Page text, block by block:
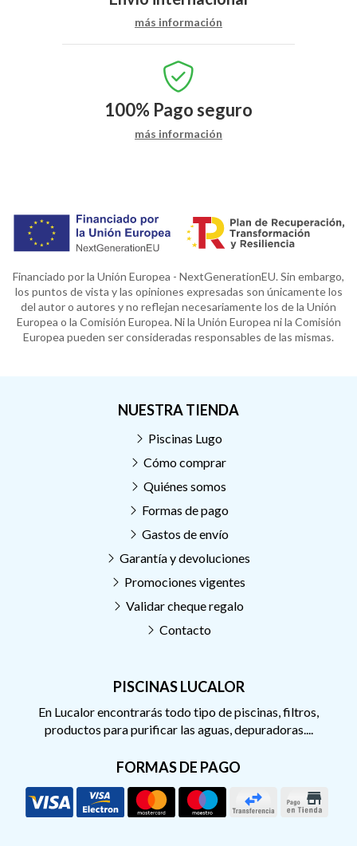
más información
100% Pago seguro
más información
Financiado por la Unión Europea - NextGenerationEU. Sin embargo,
los puntos de vista y las opiniones expresadas son únicamente los
del autor o autores y no reflejan necesariamente los de la Unión
Europea o la Comisión Europea. Ni la Unión Europea ni la Comisión
Europea pueden ser consideradas responsables de las mismas.
PISCINAS LUCALOR
En Lucalor encontrarás todo tipo de piscinas, filtros,
productos para purificar las aguas, depuradoras....
FORMAS DE PAGO
NUESTRA TIENDA
Piscinas Lugo
Cómo comprar
Quiénes somos
Formas de pago
Gastos de envío
Garantía y devoluciones
Promociones vigentes
Validar cheque regalo
Contacto